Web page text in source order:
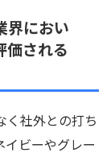
界におい
価される
く社外との打ち
ビーやグレー